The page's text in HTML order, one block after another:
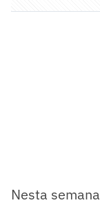
Nesta